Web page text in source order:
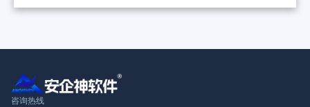
好
维度措施
咨询热线